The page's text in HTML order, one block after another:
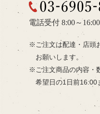
03-6905-8910
電話受付 8:00～16:00
ご注文は配達・店頭
お願いします。
ご注文商品の内容・
希望日の1日前16:00